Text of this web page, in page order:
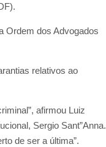
Ordem dos Advogados
relativos ao
afirmou Luiz
Sergio Sant”Anna.
de ser a última”.